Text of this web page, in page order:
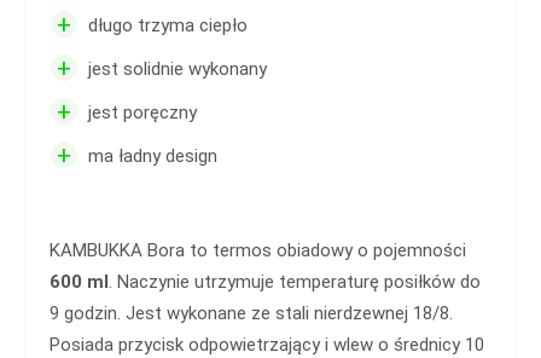
+ długo trzyma ciepło
+ jest solidnie wykonany
+ jest poręczny
+ ma ładny design
KAMBUKKA Bora to termos obiadowy o pojemności
600 ml. Naczynie utrzymuje temperaturę posiłków do
9 godzin. Jest wykonane ze stali nierdzewnej 18/8.
Posiada przycisk odpowietrzający i wlew o średnicy 10